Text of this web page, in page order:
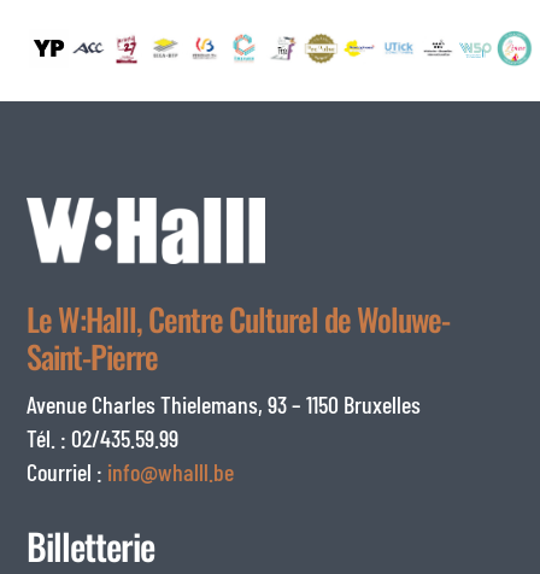
Le W:Halll, Centre Culturel de Woluwe-
Saint-Pierre
Avenue Charles Thielemans, 93 – 1150 Bruxelles
Tél. : 02/435.59.99
Courriel : info@whalll.be
Billetterie